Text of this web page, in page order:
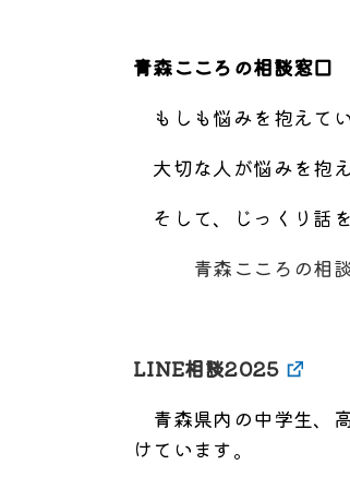
青森こころの相談窓口
もしも悩みを抱えて
大切な人が悩みを抱
そして、じっくり話
青森こころの相
LINE相談2025
青森県内の中学生、
けています。